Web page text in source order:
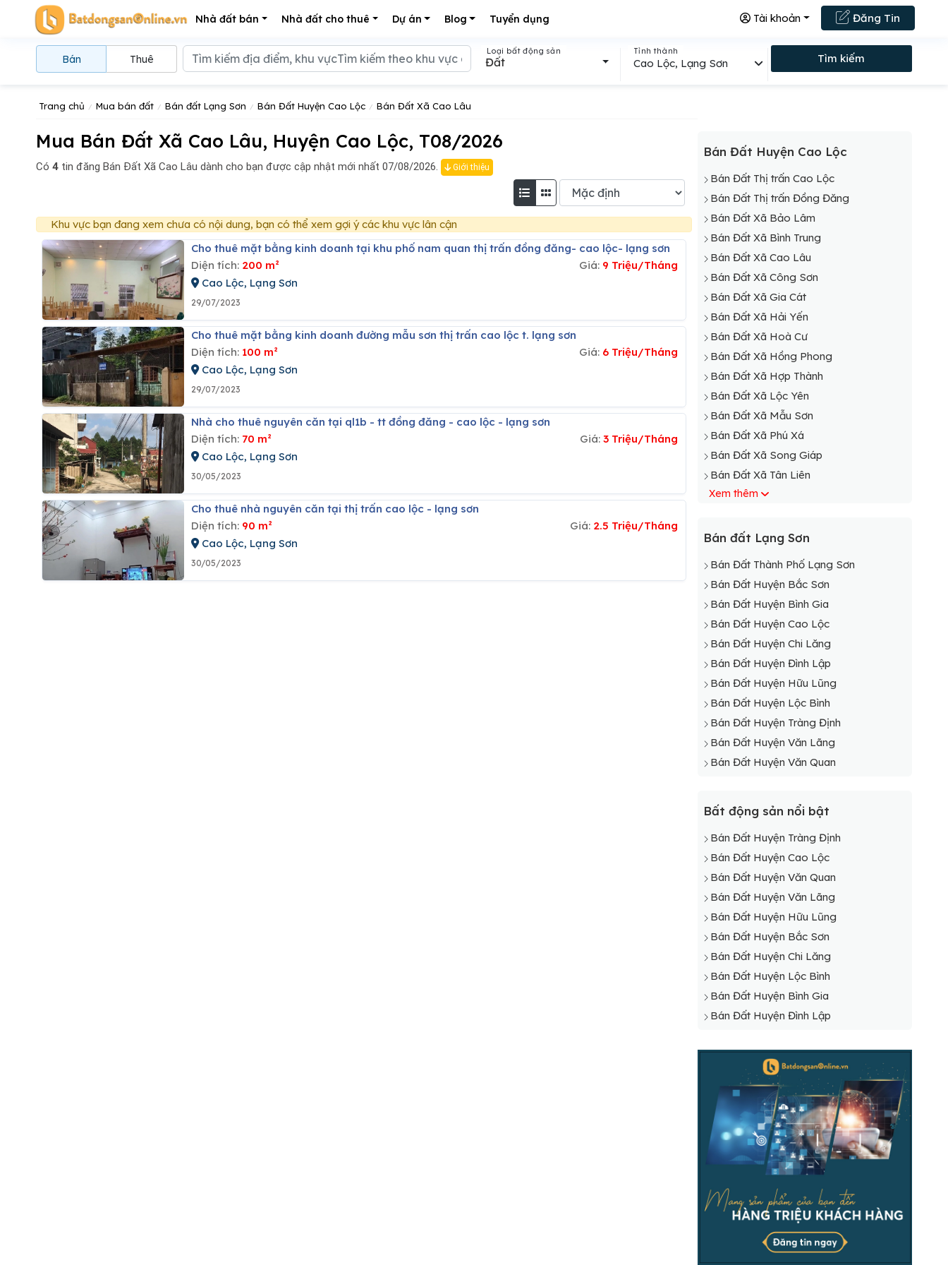
Nhà đất bán Nhà đất cho thuê Dự án Blog Tuyển dụng Đăng Tin
Tài khoản
Trang chủ Mua bán đất Bán đất Lạng Sơn Bán Đất Huyện Cao Lộc Bán Đất Xã Cao Lâu
Mua Bán Đất Xã Cao Lâu, Huyện Cao Lộc, T08/2026
Có 4 tin đăng Bán Đất Xã Cao Lâu dành cho bạn được cập nhật mới nhất 07/08/2026. Giới thiệu
Khu vực bạn đang xem chưa có nội dung, bạn có thể xem gợi ý các khu vực lân cận
Cho thuê mặt bằng kinh doanh tại khu phố nam quan thị trấn đồng đăng- cao lộc- lạng sơn
Diện tích: 200 m² Giá: 9 Triệu/Tháng
Cao Lộc, Lạng Sơn
29/07/2023
Cho thuê mặt bằng kinh doanh đường mẫu sơn thị trấn cao lộc t. lạng sơn
Diện tích: 100 m² Giá: 6 Triệu/Tháng
Cao Lộc, Lạng Sơn
29/07/2023
Nhà cho thuê nguyên căn tại ql1b - tt đồng đăng - cao lộc - lạng sơn
Diện tích: 70 m² Giá:3 Triệu/Tháng
Cao Lộc, Lạng Sơn
30/05/2023
Cho thuê nhà nguyên căn tại thị trấn cao lộc - lạng sơn
Diện tích: 90 m² Giá: 2.5 Triệu/Tháng
Cao Lộc, Lạng Sơn
30/05/2023
Bán Đất Huyện Cao Lộc
Bán Đất Thị trấn Cao Lộc
Bán Đất Thị trấn Đồng Đăng
Bán Đất Xã Bảo Lâm
Bán Đất Xã Bình Trung
Bán Đất Xã Cao Lâu
Bán Đất Xã Công Sơn
Bán Đất Xã Gia Cát
Bán Đất Xã Hải Yến
Bán Đất Xã Hoà Cư
Bán Đất Xã Hồng Phong
Bán Đất Xã Hợp Thành
Bán Đất Xã Lộc Yên
Bán Đất Xã Mẫu Sơn
Bán Đất Xã Phú Xá
Bán Đất Xã Song Giáp
Bán Đất Xã Tân Liên
Bán Đất Xã Tân Thành
Bán Đất Xã Thanh Loà
Bán Đất Xã Xuân Long
Bán Đất Xã Xuất Lễ
Bán Đất Xã Yên Trạch
Xem thêm
Bán đất Lạng Sơn
Bán Đất Thành Phố Lạng Sơn
Bán Đất Huyện Bắc Sơn
Bán Đất Huyện Bình Gia
Bán Đất Huyện Cao Lộc
Bán Đất Huyện Chi Lăng
Bán Đất Huyện Đình Lập
Bán Đất Huyện Hữu Lũng
Bán Đất Huyện Lộc Bình
Bán Đất Huyện Tràng Định
Bán Đất Huyện Văn Lãng
Bán Đất Huyện Văn Quan
Bất động sản nổi bật
Bán Đất Huyện Tràng Định
Bán Đất Huyện Cao Lộc
Bán Đất Huyện Văn Quan
Bán Đất Huyện Văn Lãng
Bán Đất Huyện Hữu Lũng
Bán Đất Huyện Bắc Sơn
Bán Đất Huyện Chi Lăng
Bán Đất Huyện Lộc Bình
Bán Đất Huyện Bình Gia
Bán Đất Huyện Đình Lập
Bán Thuê
Loại bất động sản
Đất
Tỉnh thành
Cao Lộc, Lạng Sơn Tìm kiếm